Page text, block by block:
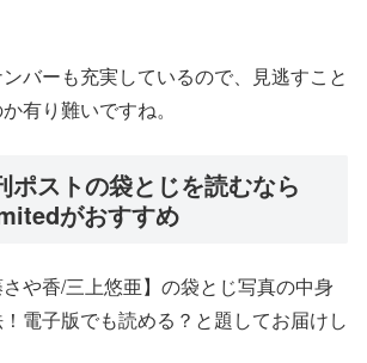
バーも充実しているので、見逃すこと
有り難いですね。
ポストの袋とじを読むなら
がおすすめ
や香/三上悠亜】の袋とじ写真の中身
電子版でも読める？と題してお届けし